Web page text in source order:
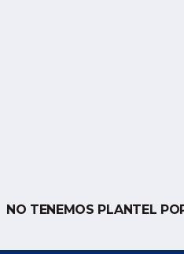
NO TENEMOS PLANTEL